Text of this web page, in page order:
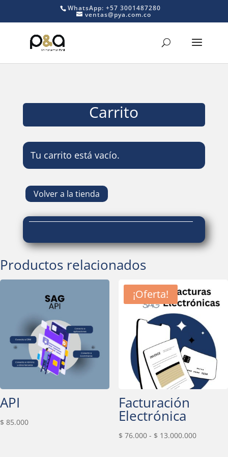
WhatsApp: +57 3001487280
ventas@pya.com.co
Carrito
Tu carrito está vacío.
Volver a la tienda
Productos relacionados
API
$ 85.000
¡Oferta!
Facturación
Electrónica
$ 76.000 - $ 13.000.000Rango